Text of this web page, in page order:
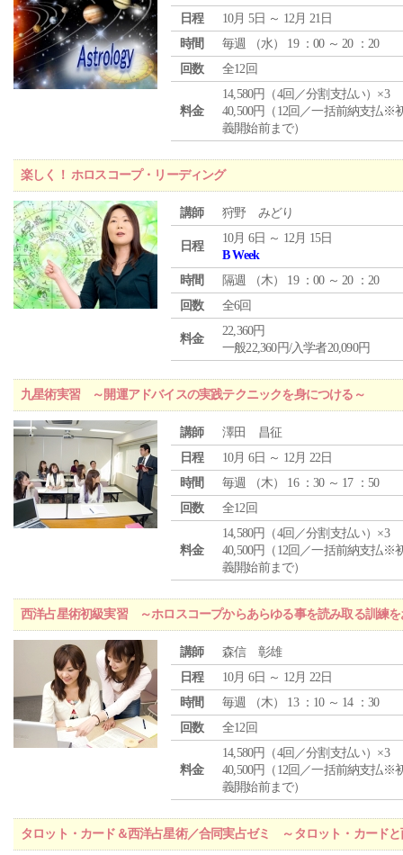
日程
10月 5日 ～ 12月 21日
時間
毎週 （水） 19 ：00 ～ 20 ：20
回数
全12回
料金
14,580円（4回／分割支払い）×3
40,500円（12回／一括前納支払※
義開始前まで）
楽しく！ ホロスコープ・リーディング
講師 狩野 みどり
日程
10月 6日 ～ 12月 15日
B Week
時間
隔週 （木） 19 ：00 ～ 20 ：20
回数
全6回
料金
22,360円
一般22,360円/入学者20,090円
九星術実習 ～開運アドバイスの実践テクニックを身につける～
講師
澤田 昌征
日程
10月 6日 ～ 12月 22日
時間
毎週 （木） 16 ：30 ～ 17 ：50
回数
全12回
料金
14,580円（4回／分割支払い）×3
40,500円（12回／一括前納支払※
義開始前まで）
西洋占星術初級実習 ～ホロスコープからあらゆる事を読み取る訓練を
講師
森信 彰雄
日程
10月 6日 ～ 12月 22日
時間
毎週 （木） 13 ：10 ～ 14 ：30
回数
全12回
料金
14,580円（4回／分割支払い）×3
40,500円（12回／一括前納支払※
義開始前まで）
タロット・カード＆西洋占星術／合同実占ゼミ ～タロット・カード